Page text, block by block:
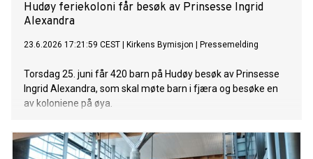
Hudøy feriekoloni får besøk av Prinsesse Ingrid
Alexandra
23.6.2026 17:21:59 CEST Kirkens Bymisjon Pressemelding
Torsdag 25. juni får 420 barn på Hudøy besøk av Prinsesse
Ingrid Alexandra, som skal møte barn i fjæra og besøke en
av koloniene på øya.